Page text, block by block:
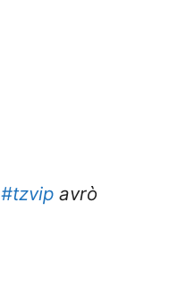
#tzvip avrò